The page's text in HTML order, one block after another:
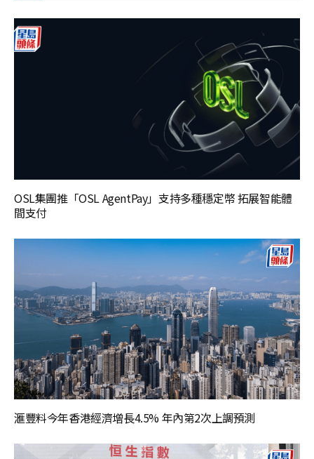
OSL集團推「OSL AgentPay」支持多種穩定幣 拓展智能體
間支付
滙豐料今年香港經濟增長4.5% 年內第2次上調預測